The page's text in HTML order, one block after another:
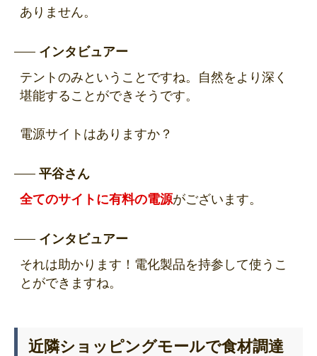
ありません。
インタビュアー
テントのみということですね。自然をより深く
堪能することができそうです。
電源サイトはありますか？
平谷さん
全てのサイトに有料の電源がございます。
インタビュアー
それは助かります！電化製品を持参して使うこ
とができますね。
近隣ショッピングモールで食材調達